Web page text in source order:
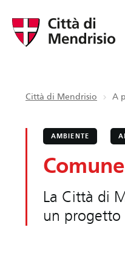
Città di Mendrisio A
AMBIENTE
La Città di
un